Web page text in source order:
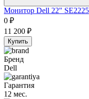
Монитор Dell 22"
0 ₽
11 200 ₽
Купить
Бренд
Dell
Гарантия
12 мес.